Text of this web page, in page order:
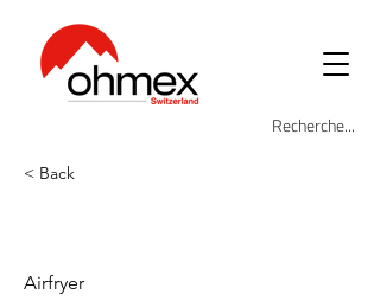
< Back
Airfryer